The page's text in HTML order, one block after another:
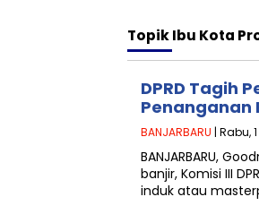
TopikIbu Kota
DPRD Tagih
Penanganan
BANJARBARU | Rabu,
BANJARBARU,
banjir, Komisi III
induk atau